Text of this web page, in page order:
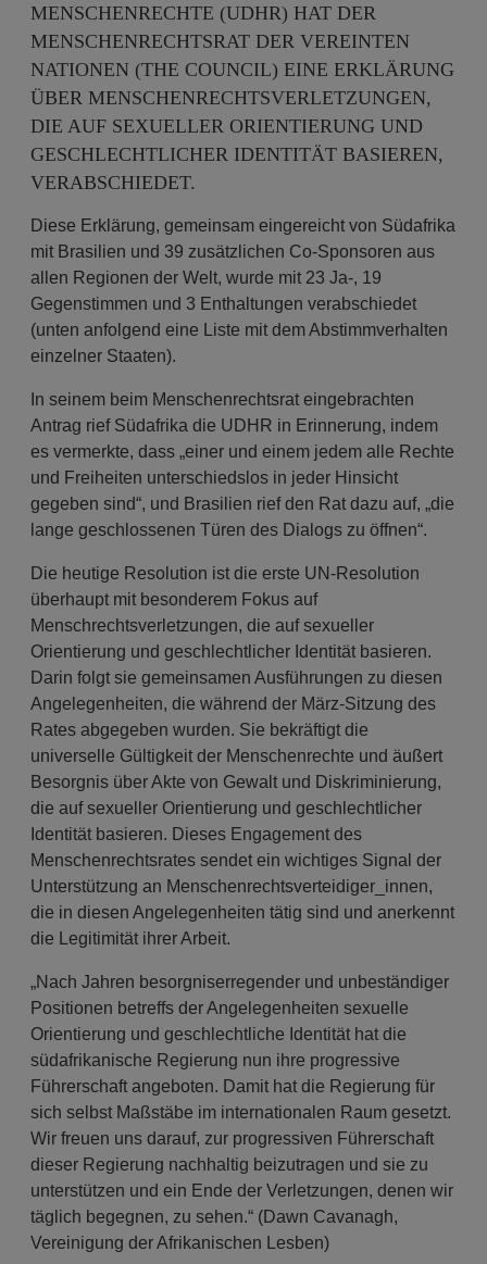
MENSCHENRECHTE (UDHR) HAT DER
MENSCHENRECHTSRAT DER VEREINTEN
NATIONEN (THE COUNCIL) EINE ERKLÄRUNG
ÜBER MENSCHENRECHTSVERLETZUNGEN,
DIE AUF SEXUELLER ORIENTIERUNG UND
GESCHLECHTLICHER IDENTITÄT BASIEREN,
VERABSCHIEDET.
Diese Erklärung, gemeinsam eingereicht von Südafrika
mit Brasilien und 39 zusätzlichen Co-Sponsoren aus
allen Regionen der Welt, wurde mit 23 Ja-, 19
Gegenstimmen und 3 Enthaltungen verabschiedet
(unten anfolgend eine Liste mit dem Abstimmverhalten
einzelner Staaten).
In seinem beim Menschenrechtsrat eingebrachten
Antrag rief Südafrika die UDHR in Erinnerung, indem
es vermerkte, dass „einer und einem jedem alle Rechte
und Freiheiten unterschiedslos in jeder Hinsicht
gegeben sind“, und Brasilien rief den Rat dazu auf, „die
lange geschlossenen Türen des Dialogs zu öffnen“.
Die heutige Resolution ist die erste UN-Resolution
überhaupt mit besonderem Fokus auf
Menschrechtsverletzungen, die auf sexueller
Orientierung und geschlechtlicher Identität basieren.
Darin folgt sie gemeinsamen Ausführungen zu diesen
Angelegenheiten, die während der März-Sitzung des
Rates abgegeben wurden. Sie bekräftigt die
universelle Gültigkeit der Menschenrechte und äußert
Besorgnis über Akte von Gewalt und Diskriminierung,
die auf sexueller Orientierung und geschlechtlicher
Identität basieren. Dieses Engagement des
Menschenrechtsrates sendet ein wichtiges Signal der
Unterstützung an Menschenrechtsverteidiger_innen,
die in diesen Angelegenheiten tätig sind und anerkennt
die Legitimität ihrer Arbeit.
„Nach Jahren besorgniserregender und unbeständiger
Positionen betreffs der Angelegenheiten sexuelle
Orientierung und geschlechtliche Identität hat die
südafrikanische Regierung nun ihre progressive
Führerschaft angeboten. Damit hat die Regierung für
sich selbst Maßstäbe im internationalen Raum gesetzt.
Wir freuen uns darauf, zur progressiven Führerschaft
dieser Regierung nachhaltig beizutragen und sie zu
unterstützen und ein Ende der Verletzungen, denen wir
täglich begegnen, zu sehen.“ (Dawn Cavanagh,
Vereinigung der Afrikanischen Lesben)